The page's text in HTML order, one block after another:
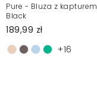
Pure - Bluza z kapturem
Black
189,99 zł
+16